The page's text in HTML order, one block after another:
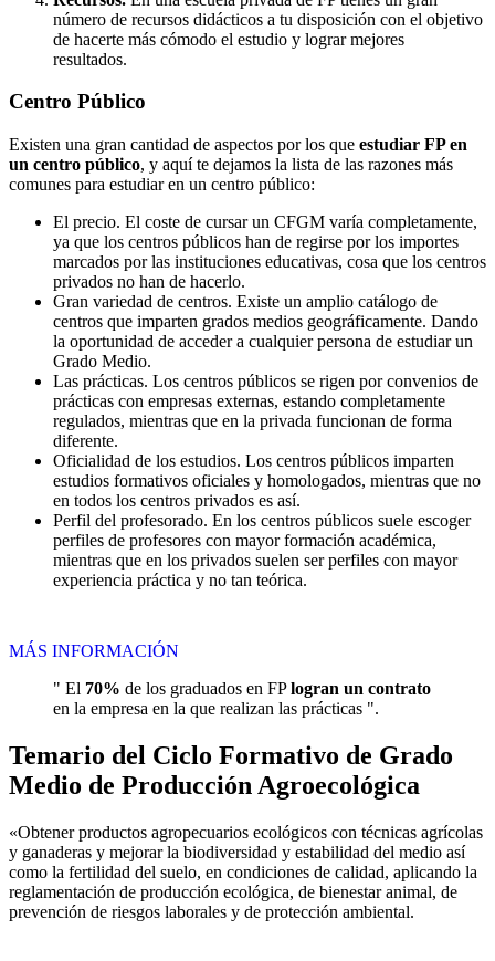
número de recursos didácticos a tu disposición con el objetivo
de hacerte más cómodo el estudio y lograr mejores
resultados.
Centro Público
Existen una gran cantidad de aspectos por los que estudiar FP en
un centro público, y aquí te dejamos la lista de las razones más
comunes para estudiar en un centro público:
El precio. El coste de cursar un CFGM varía completamente,
ya que los centros públicos han de regirse por los importes
marcados por las instituciones educativas, cosa que los centros
privados no han de hacerlo.
Gran variedad de centros. Existe un amplio catálogo de
centros que imparten grados medios geográficamente. Dando
la oportunidad de acceder a cualquier persona de estudiar un
Grado Medio.
Las prácticas. Los centros públicos se rigen por convenios de
prácticas con empresas externas, estando completamente
regulados, mientras que en la privada funcionan de forma
diferente.
Oficialidad de los estudios. Los centros públicos imparten
estudios formativos oficiales y homologados, mientras que no
en todos los centros privados es así.
Perfil del profesorado. En los centros públicos suele escoger
perfiles de profesores con mayor formación académica,
mientras que en los privados suelen ser perfiles con mayor
experiencia práctica y no tan teórica.
MÁS INFORMACIÓN
" El 70% de los graduados en FPlogran un contrato
en la empresa en la que realizan las prácticas ".
Temario del Ciclo Formativo de Grado
Medio de Producción Agroecológica
«Obtener productos agropecuarios ecológicos con técnicas agrícolas
y ganaderas y mejorar la biodiversidad y estabilidad del medio así
como la fertilidad del suelo, en condiciones de calidad, aplicando la
reglamentación de producción ecológica, de bienestar animal, de
prevención de riesgos laborales y de protección ambiental.